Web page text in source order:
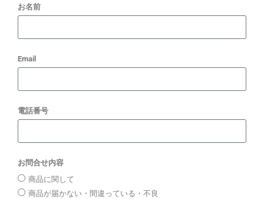
お名前
Email
電話番号
お問合せ内容
商品に関して
商品が届かない・間違っている・不良